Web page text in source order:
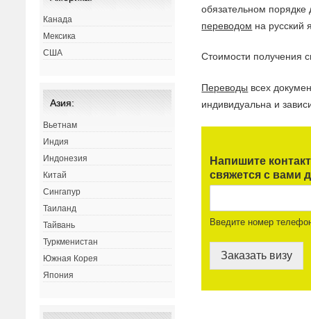
обязательном порядке
переводом на русский
Стоимости получения
Переводы всех
индивидуальна и
Напишите
свяжется с вами
Введите номер
Заказать визу
Канада
Мексика
США
Азия:
Вьетнам
Индия
Индонезия
Китай
Сингапур
Таиланд
Тайвань
Туркменистан
Южная Корея
Япония